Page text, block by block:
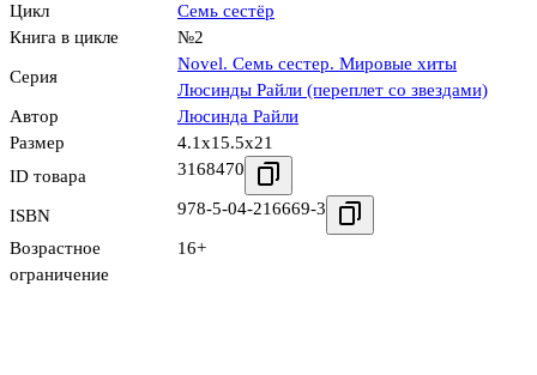
Цикл
Семь сестёр
Книга в цикле
№2
Серия
Novel. Семь сестер. Мировые хиты
Люсинды Райли (переплет со звездами)
Автор
Люсинда Райли
Размер
4.1x15.5x21
ID товара
3168470
ISBN 978-5-04-216669-3
Возрастное
ограничение
16+